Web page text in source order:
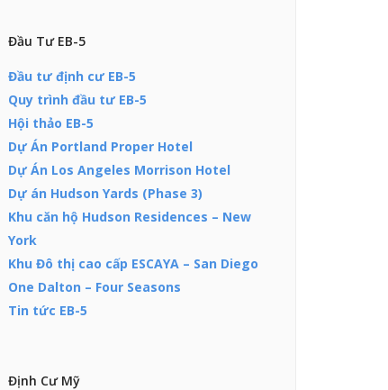
Đầu Tư EB-5
Đầu tư định cư EB-5
Quy trình đầu tư EB-5
Hội thảo EB-5
Dự Án Portland Proper Hotel
Dự Án Los Angeles Morrison Hotel
Dự án Hudson Yards (Phase 3)
Khu căn hộ Hudson Residences – New
York
Khu Đô thị cao cấp ESCAYA – San Diego
One Dalton – Four Seasons
Tin tức EB-5
Định Cư Mỹ